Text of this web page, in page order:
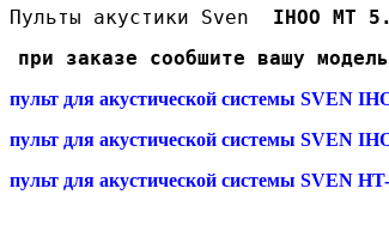
Пульты акустики Sven IHOO MT
при заказе сообшите вашу
пульт для акустической системы SVEN
пульт для акустической системы SVEN
пульт для акустической системы SVEN